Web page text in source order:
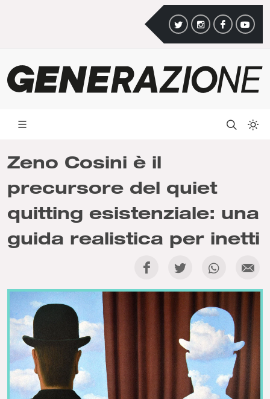
Zeno Cosini è il
precursore del quiet
quitting esistenziale: una
guida realistica per inetti